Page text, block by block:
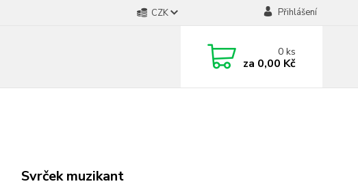
CZK Přihlášení
0ks
za 0,00 Kč
Svrček muzikant